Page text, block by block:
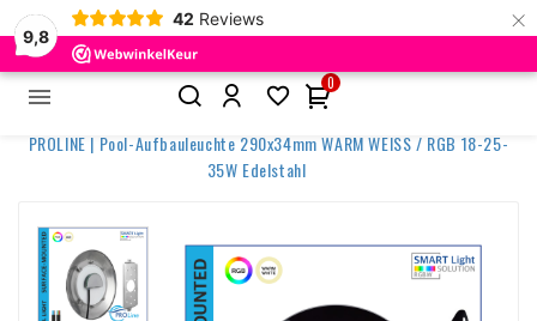
9,8
42 Reviews ×
 
0
Poolbeleuchtung
PROLINE | Pool-Aufbauleuchte 290x34mm WARM WEISS / RGB 18-25-
35W Edelstahl